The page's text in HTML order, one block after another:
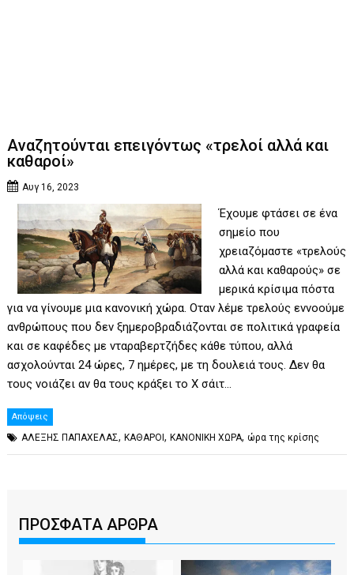
Αναζητούνται επειγόντως «τρελοί αλλά και
καθαροί»
Αυγ 16, 2023
Έχουμε φτάσει σε ένα
σημείο που
χρειαζόμαστε «τρελούς
αλλά και καθαρούς» σε
μερικά κρίσιμα πόστα
για να γίνουμε μια κανονική χώρα. Οταν λέμε τρελούς εννοούμε
ανθρώπους που δεν ξημεροβραδιάζονται σε πολιτικά γραφεία
και σε καφέδες με νταραβερτζήδες κάθε τύπου, αλλά
ασχολούνται 24 ώρες, 7 ημέρες, με τη δουλειά τους. Δεν θα
τους νοιάζει αν θα τους κράξει το Χ σάιτ…
Απόψεις
ΑΛΕΞΗΣ ΠΑΠΑΧΕΛΑΣ,ΚΑΘΑΡΟΙ,ΚΑΝΟΝΙΚΗ ΧΩΡΑ,ώρα της κρίσης
ΠΡΟΣΦΑΤΑ ΑΡΘΡΑ